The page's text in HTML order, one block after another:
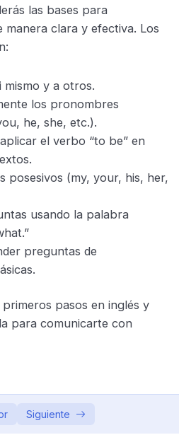
las bases para
manera clara y efectiva. Los
mismo y a otros.
los pronombres
he, she, etc.).
el verbo “to be” en
posesivos (my, your, his, her,
usando la palabra
preguntas de
pasos en inglés y
para comunicarte con
Siguiente